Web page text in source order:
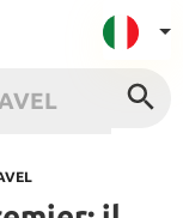
UK